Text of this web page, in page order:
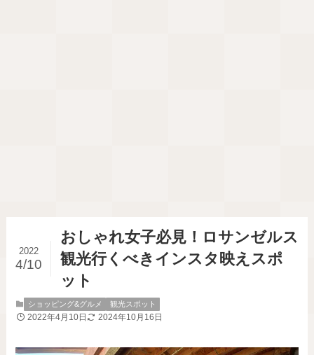
おしゃれ女子必見！ロサンゼルス
観光行くべきインスタ映えスポ
ット
2022
4/10
ショッピング&グルメ 観光スポット
2022年4月10日 2024年10月16日